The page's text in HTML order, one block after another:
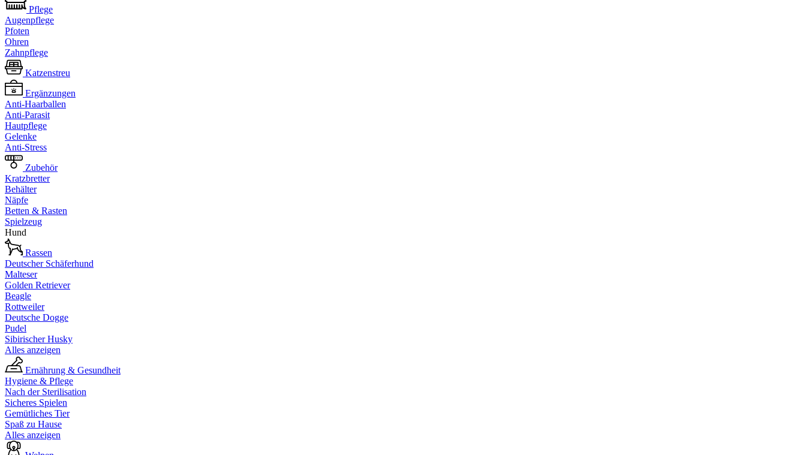
Pflege
Augenpflege
Pfoten
Ohren
Zahnpflege
Katzenstreu
Ergänzungen
Anti-Haarballen
Anti-Parasit
Hautpflege
Gelenke
Anti-Stress
Zubehör
Kratzbretter
Behälter
Näpfe
Betten & Rasten
Spielzeug
Hund
Rassen
Deutscher Schäferhund
Malteser
Golden Retriever
Beagle
Rottweiler
Deutsche Dogge
Pudel
Sibirischer Husky
Alles anzeigen
Ernährung & Gesundheit
Hygiene & Pflege
Nach der Sterilisation
Sicheres Spielen
Gemütliches Tier
Spaß zu Hause
Alles anzeigen